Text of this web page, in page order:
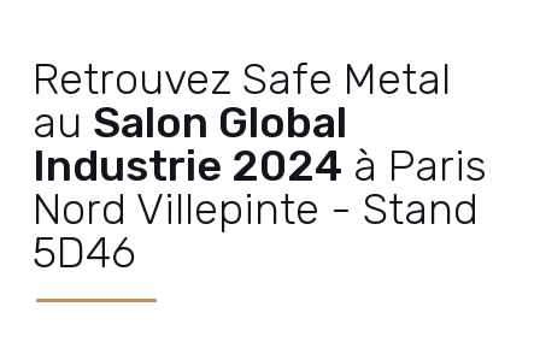
Retrouvez Safe Metal
au Salon Global
Industrie 2024 à Paris
Nord Villepinte - Stand
5D46